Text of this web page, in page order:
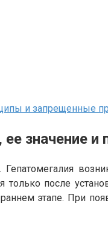
и запрещенные
значение
после
этапе. При